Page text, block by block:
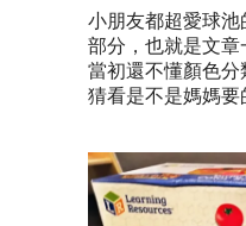
小朋友都超愛球
部分，也就是文
當初還不懂顏色
猜看是不是媽媽要